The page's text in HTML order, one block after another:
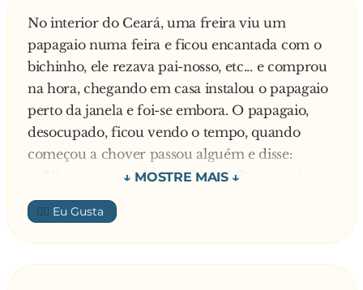
E Manuel diz:
- p**... que pariu! Essa m**... já quebrou!
No interior do Ceará, uma freira viu um
papagaio numa feira e ficou encantada com o
bichinho, ele rezava pai-nosso, etc... e comprou
na hora, chegando em casa instalou o papagaio
perto da janela e foi-se embora. O papagaio,
desocupado, ficou vendo o tempo, quando
começou a chover passou alguém e disse:
— Vixe, que aguinha pai-dégua! O papagaio,
muito esperto, decorou, passou a chuva e uma
mula empacou na frente da janela, se deitando
no meio da rua, desesperando o dono:
— Mete o dedo no c*u dessa égua que ela se
👍🏼